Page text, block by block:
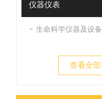
仪器仪表
生命科学仪器及设备
查看全部